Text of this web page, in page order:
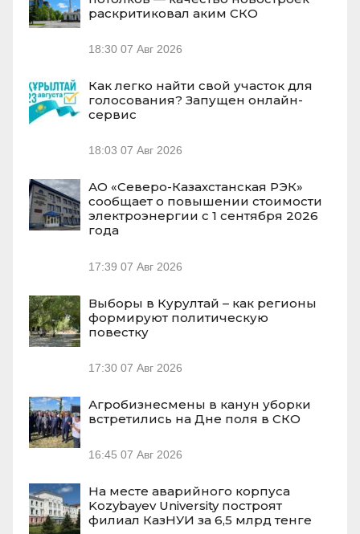
раскритиковал аким СКО
18:30 07 Авг 2026
Как легко найти свой участок для
голосования? Запущен онлайн-
сервис
18:03 07 Авг 2026
АО «Северо-Казахстанская РЭК»
сообщает о повышении стоимости
электроэнергии с 1 сентября 2026
года
17:39 07 Авг 2026
Выборы в Курултай – как регионы
формируют политическую
повестку
17:30 07 Авг 2026
Агробизнесмены в канун уборки
встретились на Дне поля в СКО
16:45 07 Авг 2026
На месте аварийного корпуса
Kozybayev University построят
филиал КазНУИ за 6,5 млрд тенге